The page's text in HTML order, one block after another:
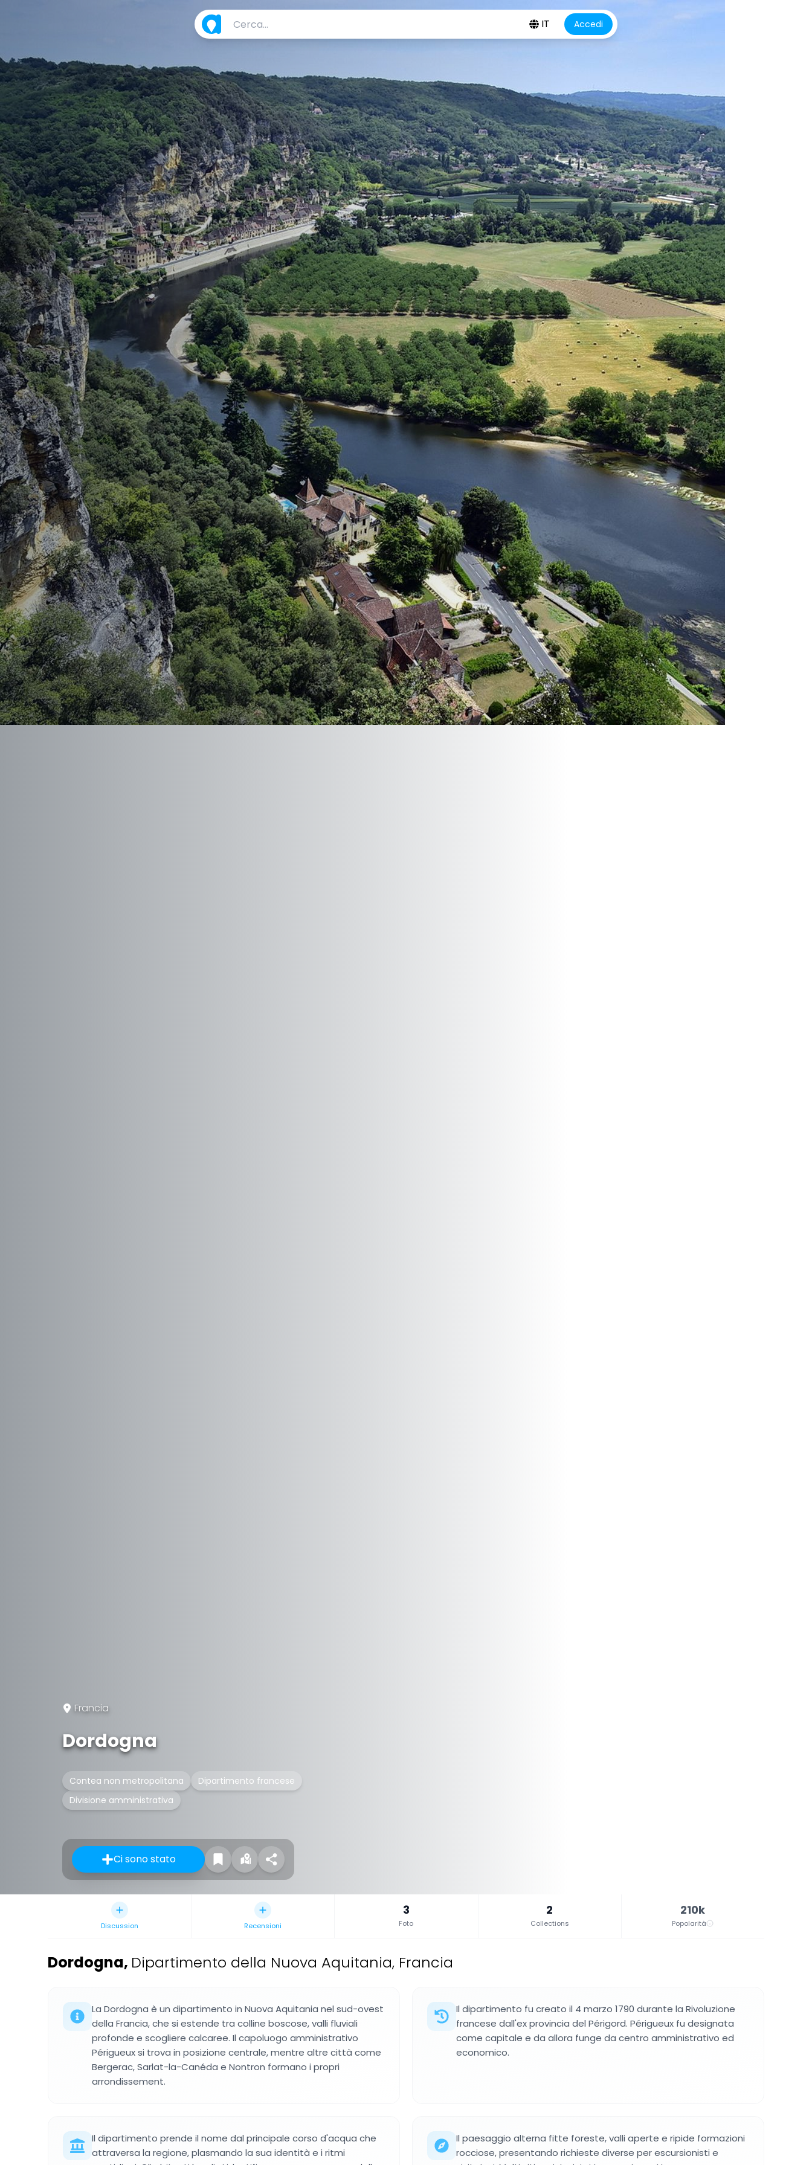
IT Accedi
Francia
Dordogna
Contea non metropolitana
Dipartimento francese
Divisione amministrativa
Ci sono stato
Discussion Recensioni
3
Foto
2
Collections
210k
Popolarità
Dordogna, Dipartimento della Nuova Aquitania, Francia
La Dordogna è un dipartimento in Nuova Aquitania nel sud-ovest
della Francia, che si estende tra colline boscose, valli fluviali
profonde e scogliere calcaree. Il capoluogo amministrativo
Périgueux si trova in posizione centrale, mentre altre città come
Bergerac, Sarlat-la-Canéda e Nontron formano i propri
arrondissement.
Il dipartimento fu creato il 4 marzo 1790 durante la Rivoluzione
francese dall'ex provincia del Périgord. Périgueux fu designata
come capitale e da allora funge da centro amministrativo ed
economico.
Il dipartimento prende il nome dal principale corso d'acqua che
attraversa la regione, plasmando la sua identità e i ritmi
Il paesaggio alterna fitte foreste, valli aperte e ripide formazioni
rocciose, presentando richieste diverse per escursionisti e